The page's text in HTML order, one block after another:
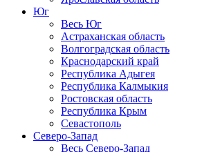
Юг
Весь Юг
Астраханская область
Волгоградская область
Краснодарский край
Республика Адыгея
Республика Калмыкия
Ростовская область
Республика Крым
Севастополь
Северо-Запад
Весь Северо-Запад